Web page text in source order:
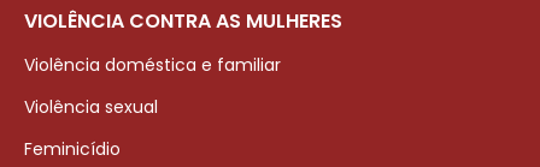
VIOLÊNCIA CONTRA AS MULHERES
Violência doméstica e familiar
Violência sexual
Feminicídio